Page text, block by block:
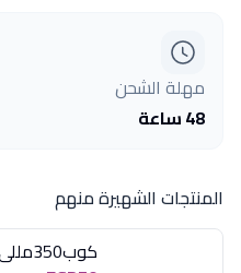
مهلة الشحن
48 ساعة
المنتجات الشهيرة منهم
كوب350مللى ورد هيريفين